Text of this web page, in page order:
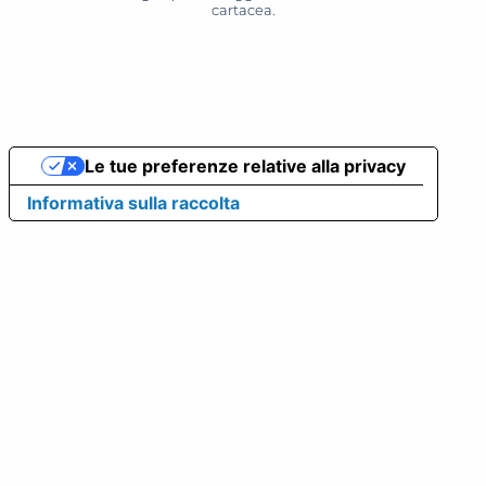
cartacea.
Informativa sulla raccolta
Le tue preferenze relative alla privacy